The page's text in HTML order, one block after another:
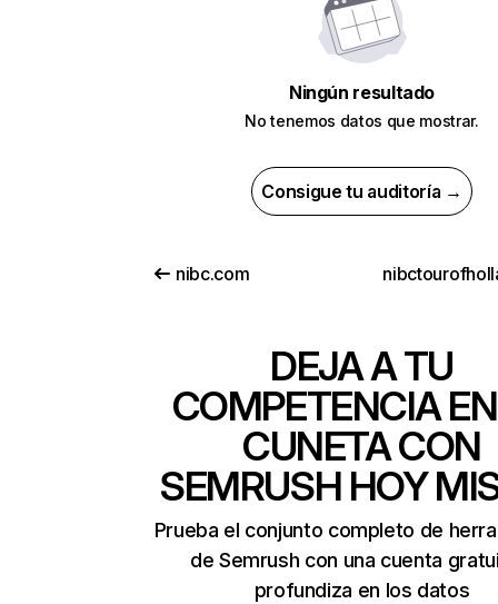
Ningún resultado
No tenemos datos que mostrar.
Consigue tu auditoría →
nibc.com
DEJA A TU
COMPETENCIA
CUNETA CON
SEMRUSH HOY
Prueba el conjunto completo de
de Semrush con una cuenta
profundiza en los datos